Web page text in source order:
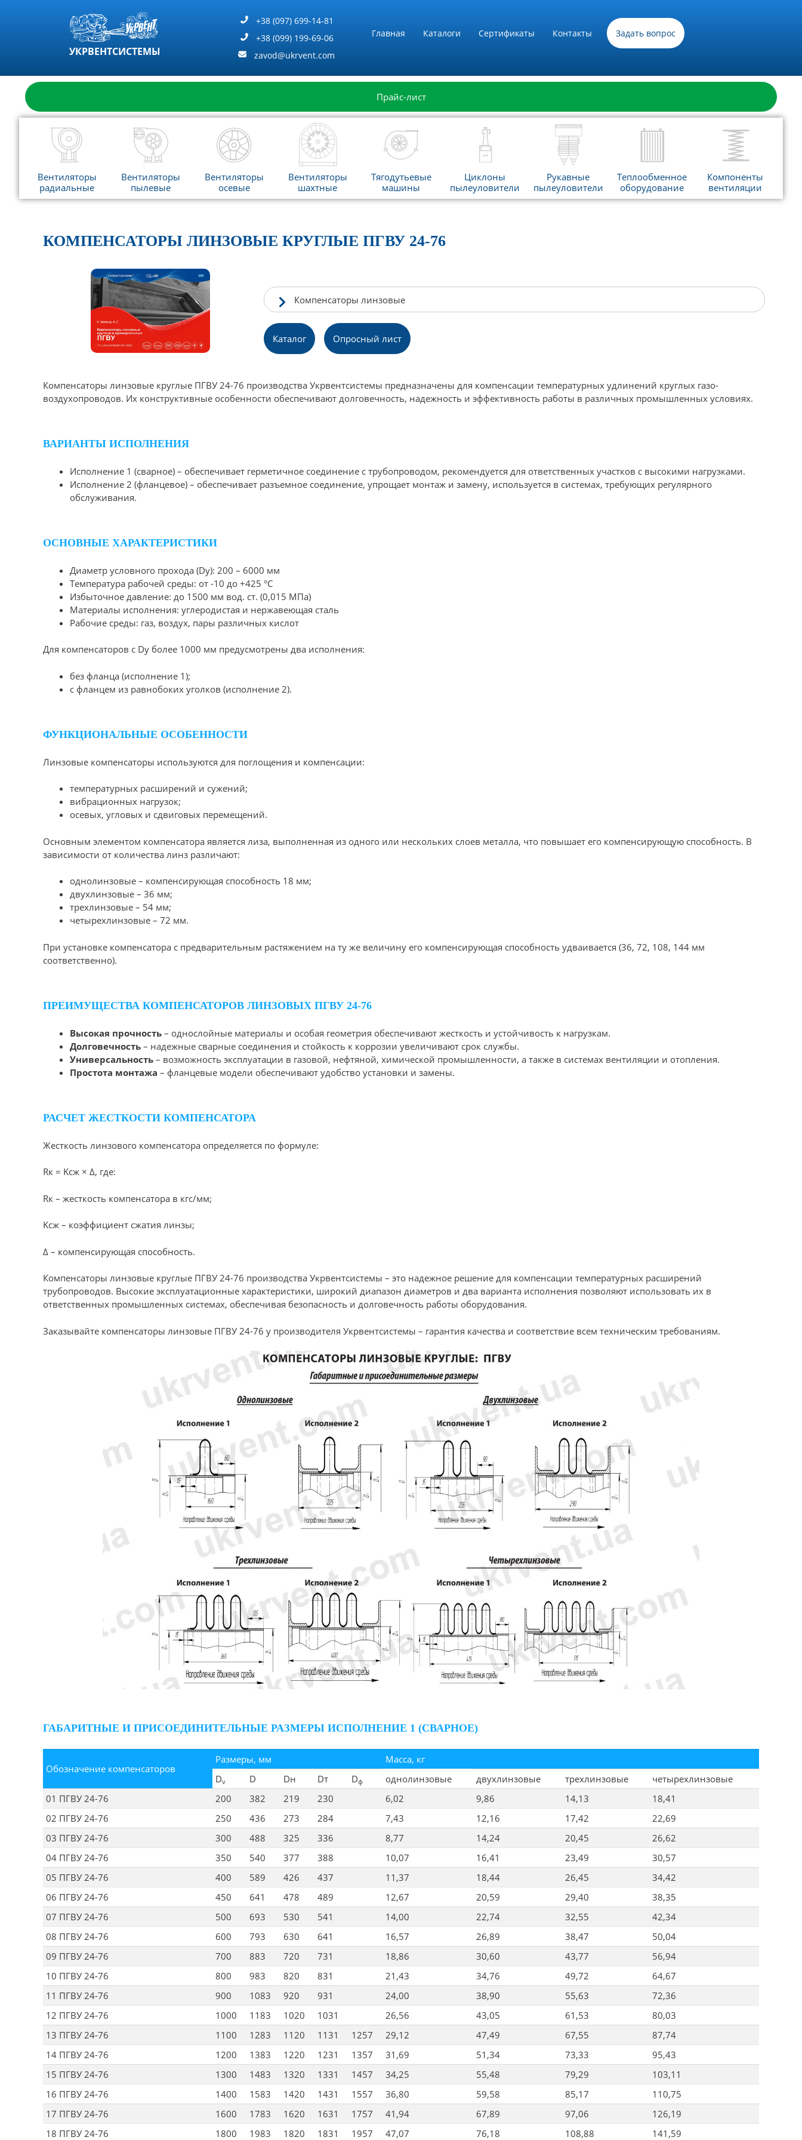
УКРВЕНТСИСТЕМЫ
+38 (097) 699-14-81
+38 (099) 199-69-06
zavod@ukrvent.com
Главная Каталоги Сертификаты Контакты Задать вопрос
Прайс-лист
Вентиляторы
радиальные
Вентиляторы
пылевые
Вентиляторы
осевые
Вентиляторы
шахтные
Тягодутьевые
машины
Циклоны
пылеуловители
Рукавные
пылеуловители
Теплообменное
оборудование
Компоненты
вентиляции
КОМПЕНСАТОРЫ ЛИНЗОВЫЕ КРУГЛЫЕ ПГВУ 24-76
Компенсаторы линзовые
Каталог Опpосный лист
Компенсаторы линзовые круглые ПГВУ 24-76 производства Укрвентсистемы предназначены для компенсации температурных удлинений круглых газо-
воздухопроводов. Их конструктивные особенности обеспечивают долговечность, надежность и эффективность работы в различных промышленных условиях.
ВАРИАНТЫ ИСПОЛНЕНИЯ
Исполнение 1 (сварное) – обеспечивает герметичное соединение с трубопроводом, рекомендуется для ответственных участков с высокими нагрузками.
Исполнение 2 (фланцевое) – обеспечивает разъемное соединение, упрощает монтаж и замену, используется в системах, требующих регулярного
обслуживания.
ОСНОВНЫЕ ХАРАКТЕРИСТИКИ
Диаметр условного прохода (Dу): 200 – 6000 мм
Температура рабочей среды: от -10 до +425 °С
Избыточное давление: до 1500 мм вод. ст. (0,015 МПа)
Материалы исполнения: углеродистая и нержавеющая сталь
Рабочие среды: газ, воздух, пары различных кислот
Для компенсаторов с Dу более 1000 мм предусмотрены два исполнения:
без фланца (исполнение 1);
с фланцем из равнобоких уголков (исполнение 2).
ФУНКЦИОНАЛЬНЫЕ ОСОБЕННОСТИ
Линзовые компенсаторы используются для поглощения и компенсации:
температурных расширений и сужений;
вибрационных нагрузок;
осевых, угловых и сдвиговых перемещений.
Основным элементом компенсатора является лиза, выполненная из одного или нескольких слоев металла, что повышает его компенсирующую способность. В
зависимости от количества линз различают:
однолинзовые – компенсирующая способность 18 мм;
двухлинзовые – 36 мм;
трехлинзовые – 54 мм;
четырехлинзовые – 72 мм.
При установке компенсатора с предварительным растяжением на ту же величину его компенсирующая способность удваивается (36, 72, 108, 144 мм
соответственно).
ПРЕИМУЩЕСТВА КОМПЕНСАТОРОВ ЛИНЗОВЫХ ПГВУ 24-76
Высокая прочность – однослойные материалы и особая геометрия обеспечивают жесткость и устойчивость к нагрузкам.
Долговечность – надежные сварные соединения и стойкость к коррозии увеличивают срок службы.
Универсальность – возможность эксплуатации в газовой, нефтяной, химической промышленности, а также в системах вентиляции и отопления.
Простота монтажа – фланцевые модели обеспечивают удобство установки и замены.
РАСЧЕТ ЖЕСТКОСТИ КОМПЕНСАТОРА
Жесткость линзового компенсатора определяется по формуле:
Rк = Kсж × Δ, где:
Rк – жесткость компенсатора в кгс/мм;
Kсж – коэффициент сжатия линзы;
Δ – компенсирующая способность.
Компенсаторы линзовые круглые ПГВУ 24-76 производства Укрвентсистемы – это надежное решение для компенсации температурных расширений
трубопроводов. Высокие эксплуатационные характеристики, широкий диапазон диаметров и два варианта исполнения позволяют использовать их в
ответственных промышленных системах, обеспечивая безопасность и долговечность работы оборудования.
Заказывайте компенсаторы линзовые ПГВУ 24-76 у производителя Укрвентсистемы – гарантия качества и соответствие всем техническим требованиям.
ГАБАРИТНЫЕ И ПРИСОЕДИНИТЕЛЬНЫЕ РАЗМЕРЫ ИСПОЛНЕНИЕ 1 (СВАРНОЕ)
Обозначение компенсаторов
Размеры, мм
Масса, кг
Dv D Dн Dт Dф однолинзовые двухлинзовые трехлинзовые
четырехлинзовые
01 ПГВУ 24-76
200 382 219 230 6,02 9,86 14,13
18,41
02 ПГВУ 24-76
250 436 273 284 7,43 12,16 17,42
22,69
03 ПГВУ 24-76
300 488 325 336 8,77 14,24 20,45
26,62
04 ПГВУ 24-76
350 540 377 388 10,07 16,41 23,49
30,57
05 ПГВУ 24-76
400 589 426 437 11,37 18,44 26,45
34,42
06 ПГВУ 24-76
450 641 478 489 12,67 20,59 29,40
38,35
07 ПГВУ 24-76
500 693 530 541 14,00 22,74 32,55
42,34
08 ПГВУ 24-76
600 793 630 641 16,57 26,89 38,47
50,04
09 ПГВУ 24-76
700 883 720 731 18,86 30,60 43,77
56,94
10 ПГВУ 24-76
800 983 820 831 21,43 34,76 49,72
64,67
11 ПГВУ 24-76
900 1083 920 931 24,00 38,90 55,63
72,36
12 ПГВУ 24-76
1000 1183 1020 1031 26,56 43,05 61,53
80,03
13 ПГВУ 24-76
1100 1283 1120 1131 1257 29,12 47,49 67,55
87,74
14 ПГВУ 24-76
1200 1383 1220 1231 1357 31,69 51,34 73,33
95,43
15 ПГВУ 24-76
1300 1483 1320 1331 1457 34,25 55,48 79,29
103,11
16 ПГВУ 24-76
1400 1583 1420 1431 1557 36,80 59,58 85,17
110,75
17 ПГВУ 24-76
1600 1783 1620 1631 1757 41,94 67,89 97,06
126,19
18 ПГВУ 24-76
1800 1983 1820 1831 1957 47,07 76,18 108,88 141,59